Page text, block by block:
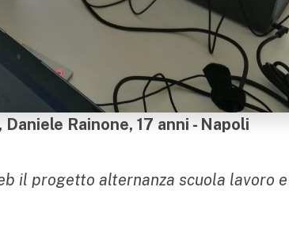
Rainone, 17 anni - Napoli
il progetto alternanza scuola lavoro e